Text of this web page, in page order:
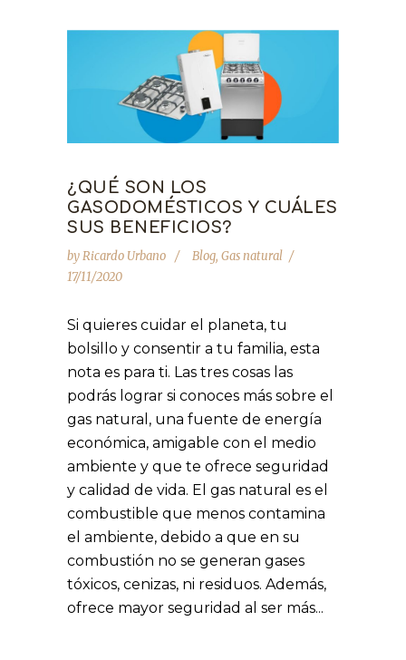
¿QUÉ SON LOS
GASODOMÉSTICOS Y CUÁLES
SUS BENEFICIOS?
byRicardo Urbano Blog, Gas natural
17/11/2020
Si quieres cuidar el planeta, tu
bolsillo y consentir a tu familia, esta
nota es para ti. Las tres cosas las
podrás lograr si conoces más sobre el
gas natural, una fuente de energía
económica, amigable con el medio
ambiente y que te ofrece seguridad
y calidad de vida. El gas natural es el
combustible que menos contamina
el ambiente, debido a que en su
combustión no se generan gases
tóxicos, cenizas, ni residuos. Además,
ofrece mayor seguridad al ser más...